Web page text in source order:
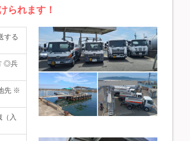
られます！
する
◎兵
先 ※
入